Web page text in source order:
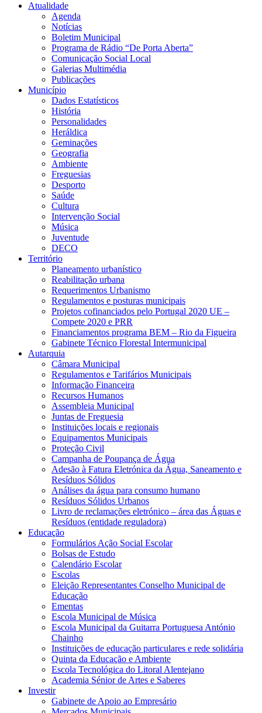
Atualidade
Agenda
Notícias
Boletim Municipal
Programa de Rádio “De Porta Aberta”
Comunicação Social Local
Galerias Multimédia
Publicações
Município
Dados Estatísticos
História
Personalidades
Heráldica
Geminações
Geografia
Ambiente
Freguesias
Desporto
Saúde
Cultura
Intervenção Social
Música
Juventude
DECO
Território
Planeamento urbanístico
Reabilitação urbana
Requerimentos Urbanismo
Regulamentos e posturas municipais
Projetos cofinanciados pelo Portugal 2020 UE –
Compete 2020 e PRR
Financiamentos programa BEM – Rio da Figueira
Gabinete Técnico Florestal Intermunicipal
Autarquia
Câmara Municipal
Regulamentos e Tarifários Municipais
Informação Financeira
Recursos Humanos
Assembleia Municipal
Juntas de Freguesia
Instituições locais e regionais
Equipamentos Municipais
Proteção Civil
Campanha de Poupança de Água
Adesão à Fatura Eletrónica da Água, Saneamento e
Resíduos Sólidos
Análises da água para consumo humano
Resíduos Sólidos Urbanos
Livro de reclamações eletrónico – área das Águas e
Resíduos (entidade reguladora)
Educação
Formulários Ação Social Escolar
Bolsas de Estudo
Calendário Escolar
Escolas
Eleição Representantes Conselho Municipal de
Educação
Ementas
Escola Municipal de Música
Escola Municipal da Guitarra Portuguesa António
Chainho
Instituições de educação particulares e rede solidária
Quinta da Educação e Ambiente
Escola Tecnológica do Litoral Alentejano
Academia Sénior de Artes e Saberes
Investir
Gabinete de Apoio ao Empresário